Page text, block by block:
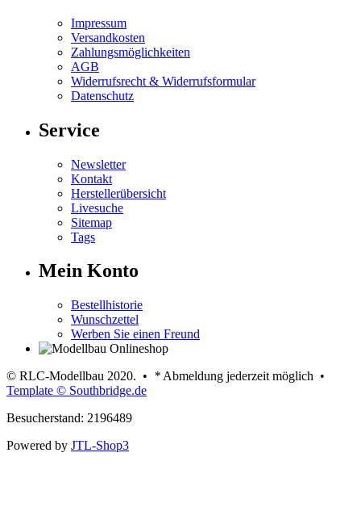
Impressum
Versandkosten
Zahlungsmöglichkeiten
AGB
Widerrufsrecht & Widerrufsformular
Datenschutz
Service
Newsletter
Kontakt
Herstellerübersicht
Livesuche
Sitemap
Tags
Mein Konto
Bestellhistorie
Wunschzettel
Werben Sie einen Freund
© RLC-Modellbau 2020. • * Abmeldung jederzeit möglich •
Template © Southbridge.de
Besucherstand: 2196489
Powered by JTL-Shop3